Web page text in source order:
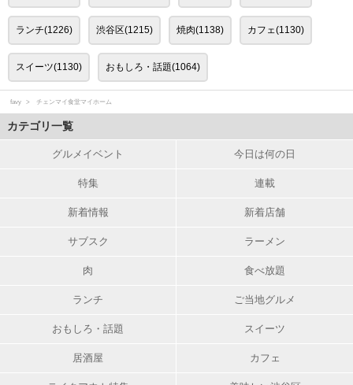
ランチ(1226) 渋谷区(1215) 焼肉(1138) カフェ(1130)
スイーツ(1130) おもしろ・話題(1064)
favy チェンマイ食堂マイホーム
カテゴリ一覧
グルメイベント 今日は何の日
特集 連載
新着情報 新着店舗
サブスク ラーメン
肉 食べ放題
ランチ ご当地グルメ
おもしろ・話題 スイーツ
居酒屋 カフェ